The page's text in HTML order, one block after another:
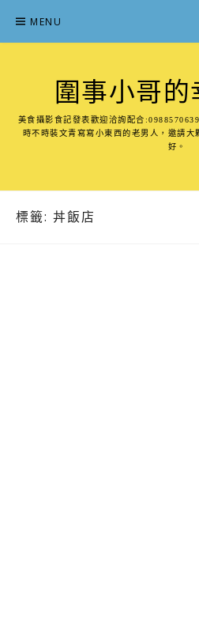
content
MENU
圍事小哥
美食攝影食記發表歡迎洽詢配合
時不時裝文青寫寫小東西的老男人，邀請
好。
標籤: 丼飯店